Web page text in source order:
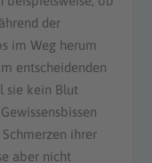
der
im Weg herum
entscheidenden
sie kein Blut
ihrer
aber nicht